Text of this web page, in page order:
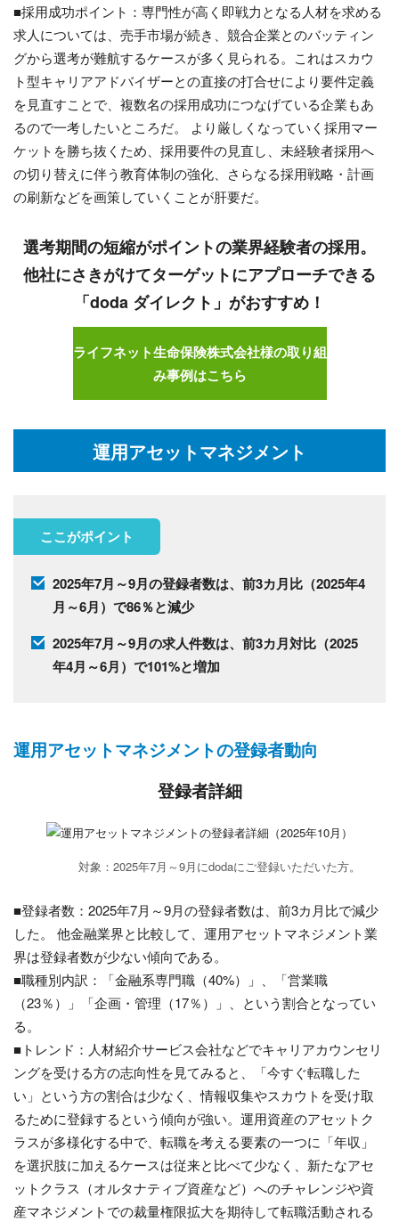
■採用成功ポイント：専門性が高く即戦力となる人材を求める
求人については、売手市場が続き、競合企業とのバッティン
グから選考が難航するケースが多く見られる。これはスカウ
ト型キャリアアドバイザーとの直接の打合せにより要件定義
を見直すことで、複数名の採用成功につなげている企業もあ
るので一考したいところだ。 より厳しくなっていく採用マー
ケットを勝ち抜くため、採用要件の見直し、未経験者採用へ
の切り替えに伴う教育体制の強化、さらなる採用戦略・計画
の刷新などを画策していくことが肝要だ。
選考期間の短縮がポイントの業界経験者の採用。
他社にさきがけてターゲットにアプローチできる
「doda ダイレクト」がおすすめ！
ライフネット生命保険株式会社様の取り組
み事例はこちら
運用アセットマネジメント
ここがポイント
2025年7月～9月の登録者数は、前3カ月比（2025年4
月～6月）で86％と減少
2025年7月～9月の求人件数は、前3カ月対比（2025
年4月～6月）で101%と増加
運用アセットマネジメントの登録者動向
登録者詳細
対象：2025年7月～9月にdodaにご登録いただいた方。
■登録者数：2025年7月～9月の登録者数は、前3カ月比で減少
した。 他金融業界と比較して、運用アセットマネジメント業
界は登録者数が少ない傾向である。
■職種別内訳：「金融系専門職（40%）」、「営業職
（23％）」「企画・管理（17％）」、という割合となってい
る。
■トレンド：人材紹介サービス会社などでキャリアカウンセリ
ングを受ける方の志向性を見てみると、「今すぐ転職した
い」という方の割合は少なく、情報収集やスカウトを受け取
るために登録するという傾向が強い。運用資産のアセットク
ラスが多様化する中で、転職を考える要素の一つに「年収」
を選択肢に加えるケースは従来と比べて少なく、新たなアセ
ットクラス（オルタナティブ資産など）へのチャレンジや資
産マネジメントでの裁量権限拡大を期待して転職活動される